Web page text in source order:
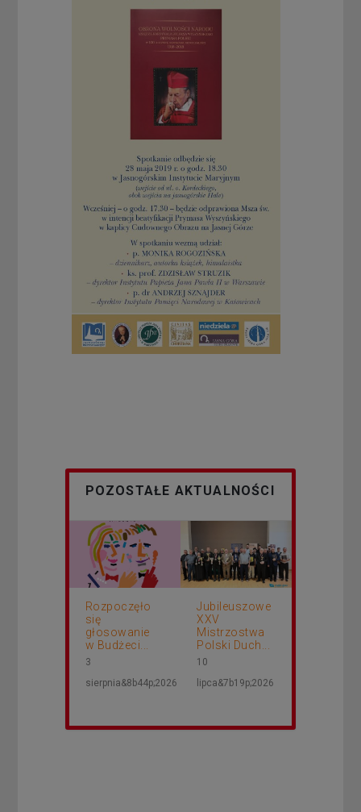
POZOSTAŁE AKTUALNOŚCI
Rozpoczęło
się
głosowanie
w Budżeci...
3
sierpnia&8b44p;2026
Jubileuszowe
XXV
Mistrzostwa
Polski Duch...
10
lipca&7b19p;2026